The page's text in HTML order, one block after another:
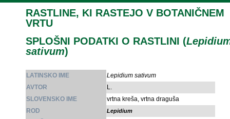
RASTLINE, KI RASTEJO V BOTANIČNEM
VRTU
SPLOŠNI PODATKI O RASTLINI (
sativum)
LATINSKO IME
Lepidium sativum
AVTOR
L.
SLOVENSKO IME
vrtna kreša, vrtna draguša
ROD
Lepidium